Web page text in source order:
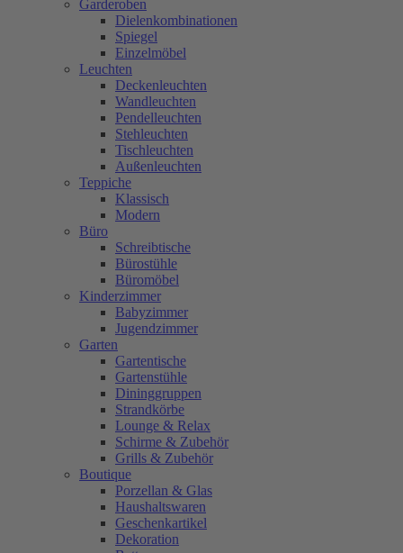
Garderoben
Dielenkombinationen
Spiegel
Einzelmöbel
Leuchten
Deckenleuchten
Wandleuchten
Pendelleuchten
Stehleuchten
Tischleuchten
Außenleuchten
Teppiche
Klassisch
Modern
Büro
Schreibtische
Bürostühle
Büromöbel
Kinderzimmer
Babyzimmer
Jugendzimmer
Garten
Gartentische
Gartenstühle
Dininggruppen
Strandkörbe
Lounge & Relax
Schirme & Zubehör
Grills & Zubehör
Boutique
Porzellan & Glas
Haushaltswaren
Geschenkartikel
Dekoration